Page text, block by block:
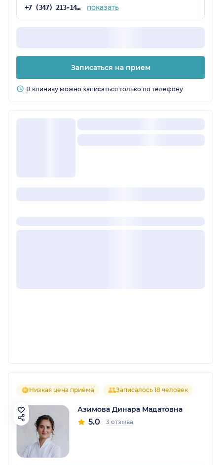
+7 (347) 213-14-72 показать
Записаться на прием
В клинику можно записаться только по телефону
Низкая цена приёма Записалось 18 человек
Азимова Динара Мадатовна
5.0 3 отзыва